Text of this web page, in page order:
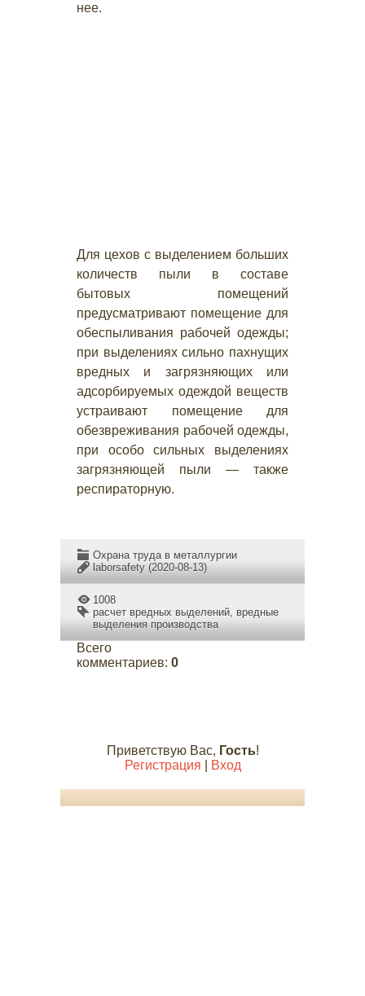
нее.
Для цехов с выделением больших
количеств пыли в составе
бытовых помещений
предусматривают помещение для
обеспыливания рабочей одежды;
при выделениях сильно пахнущих
вредных и загрязняющих или
адсорбируемых одеждой веществ
устраивают помещение для
обезвреживания рабочей одежды,
при особо сильных выделениях
загрязняющей пыли — также
респираторную.
Охрана труда в металлургии
laborsafety (2020-08-13)
1008
расчет вредных выделений, вредные
выделения производства
Всего
комментариев: 0
Приветствую Вас, Гость!
Регистрация
Вход